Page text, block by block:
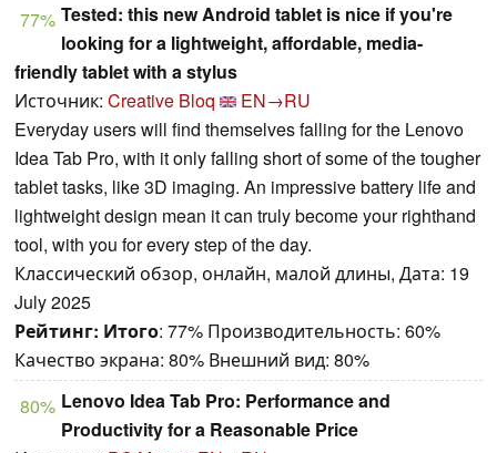
77% Tested: this new Android tablet is nice if you're
looking for a lightweight, affordable, media-
friendly tablet with a stylus
Источник: Creative Bloq
EN→RU
Everyday users will find themselves falling for the Lenovo
Idea Tab Pro, with it only falling short of some of the tougher
tablet tasks, like 3D imaging. An impressive battery life and
lightweight design mean it can truly become your righthand
tool, with you for every step of the day.
Классический обзор, онлайн, малой длины, Дата: 19
July 2025
Рейтинг: Итого: 77% Производительность: 60%
Качество экрана: 80% Внешний вид: 80%
80% Lenovo Idea Tab Pro: Performance and
Productivity for a Reasonable Price